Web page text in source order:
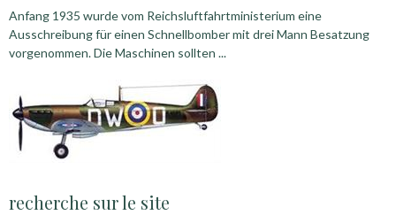
Anfang 1935 wurde vom Reichsluftfahrtministerium eine
Ausschreibung für einen Schnellbomber mit drei Mann Besatzung
vorgenommen. Die Maschinen sollten ...
recherche sur le site